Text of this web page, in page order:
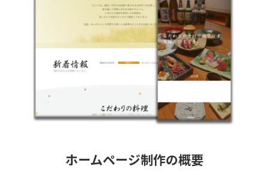
ホームページ制作の概要